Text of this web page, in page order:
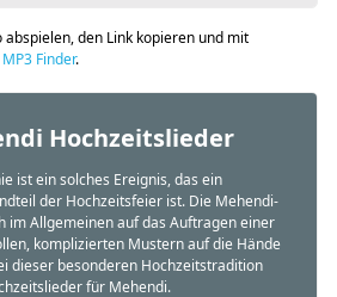
abspielen, den Link kopieren und mit
Finder.
Hochzeitslieder
ist ein solches Ereignis, das ein
der Hochzeitsfeier ist. Die Mehendi-
im Allgemeinen auf das Auftragen einer
komplizierten Mustern auf die Hände
dieser besonderen Hochzeitstradition
für Mehendi.